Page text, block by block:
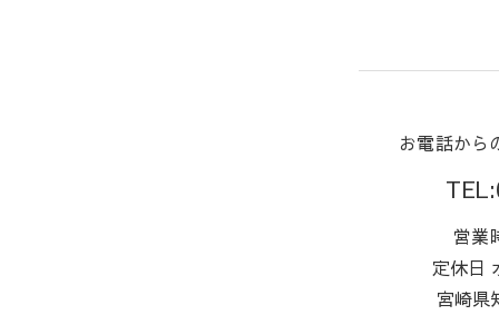
お電話から
営業
定休日
宮崎県